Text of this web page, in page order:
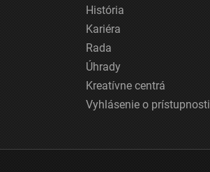
História
Kariéra
Rada
Úhrady
Kreatívne centrá
Vyhlásenie o prístupnosti